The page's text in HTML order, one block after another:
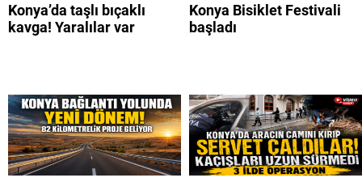
Konya’da taşlı bıçaklı
kavga! Yaralılar var
Konya Bisiklet Festivali
başladı